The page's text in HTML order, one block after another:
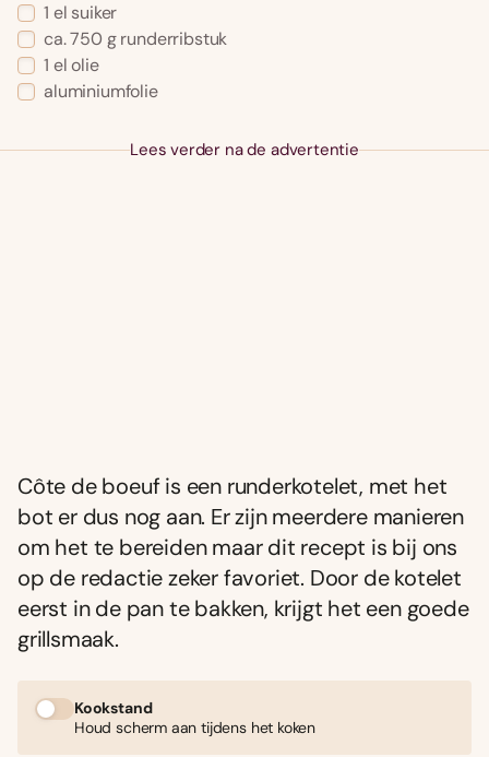
1 el suiker
ca. 750 g runderribstuk
1 el olie
aluminiumfolie
Lees verder na de advertentie
Côte de boeuf is een runderkotelet, met het
bot er dus nog aan. Er zijn meerdere manieren
om het te bereiden maar dit recept is bij ons
op de redactie zeker favoriet. Door de kotelet
eerst in de pan te bakken, krijgt het een goede
grillsmaak.
Kookstand
Houd scherm aan tijdens het koken